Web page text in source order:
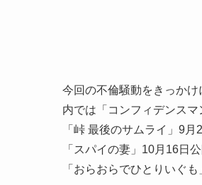
今回の不倫騒動をきっか
内では「コンフィデンス
「峠 最後のサムライ」9
「スパイの妻」10月16日
「おらおらでひとりいぐ